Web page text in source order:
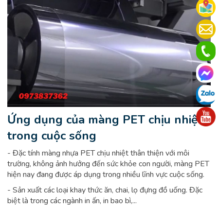
Ứng dụng của màng PET chịu nhiệt
trong cuộc sống
- Đặc tính màng nhựa PET chịu nhiệt thân thiện với môi
trường, không ảnh hưởng đến sức khỏe con người, màng PET
hiện nay đang được áp dụng trong nhiều lĩnh vực cuộc sống.
- Sản xuất các loại khay thức ăn, chai, lọ đựng đồ uống. Đặc
biệt là trong các ngành in ấn, in bao bì,...